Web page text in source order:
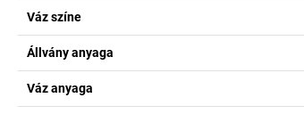
Váz színe
Állvány anyaga
Váz anyaga